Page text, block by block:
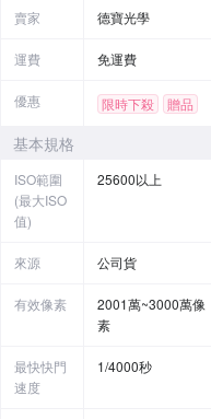
賣家 德寶光學
運費 免運費
優惠 限時下殺 贈品
基本規格
ISO範圍
(最大ISO
值)
25600以上
來源 公司貨
有效像素
2001萬~3000萬像
素
最快快門
速度
1/4000秒